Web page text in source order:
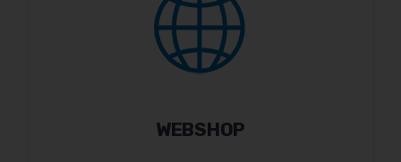
WEBSHOP